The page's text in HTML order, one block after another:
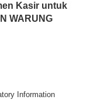
Kasir untuk
WARUNG
Information